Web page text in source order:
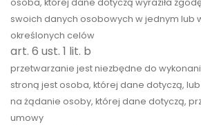
osoba, której dane dotyczą wyraziła
swoich danych osobowych w jednym lub
określonych celów
art. 6 ust. 1 lit. b
przetwarzanie jest niezbędne do
stroną jest osoba, której dane dotyczą,
na żądanie osoby, której dane dotyczą,
umowy